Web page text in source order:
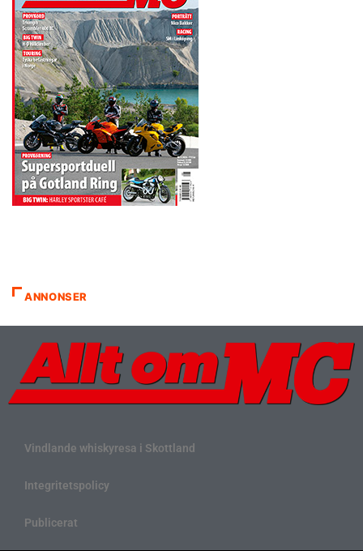
ANNONSER
Vindlande whiskyresa i Skottland
Integritetspolicy
Publicerat